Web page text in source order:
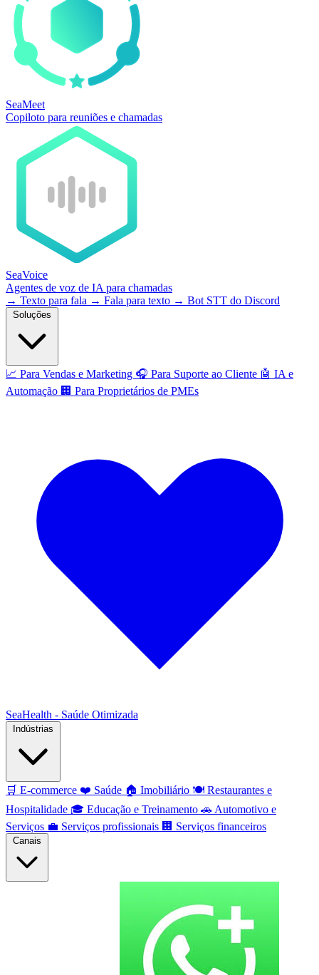
SeaMeet
Copiloto para reuniões e chamadas
SeaVoice
Agentes de voz de IA para chamadas
→ Texto para fala → Fala para texto → Bot STT do Discord
📈 Para Vendas e Marketing 🎧 Para Suporte ao Cliente 🤖 IA e
Automação 🏢 Para Proprietários de PMEs
SeaHealth - Saúde Otimizada
🛒 E-commerce ❤️ Saúde 🏠 Imobiliário 🍽️ Restaurantes e
Hospitalidade 🎓 Educação e Treinamento 🚗 Automotivo e
Serviços 💼 Serviços profissionais 🏢 Serviços financeiros